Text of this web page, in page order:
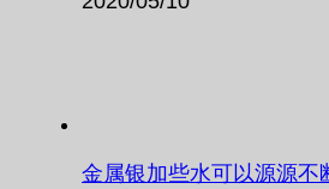
金属银加些水可以源源不